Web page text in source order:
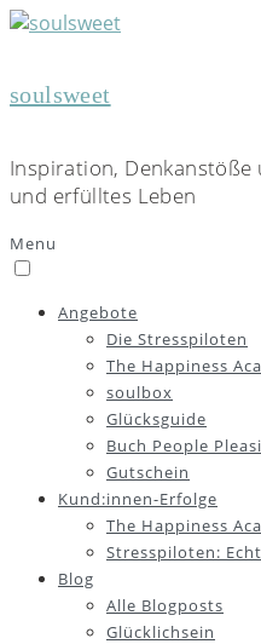
soulsweet
Inspiration,
und erfülltes Leben
Menu
Angebote
Die Stresspiloten
The Happiness
soulbox
Glücksguide
Buch People
Gutschein
Kund:innen-Erfolge
The Happiness
Stresspiloten:
Blog
Alle Blogposts
Glücklichsein